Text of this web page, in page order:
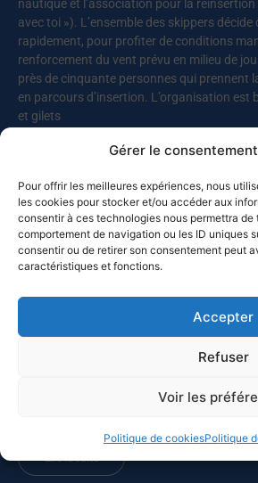
Gérer le
Pour offrir les meilleures expériences, nous
les cookies pour stocker et/ou accéder aux
consentir à ces technologies nous permettra
comportement de navigation ou les ID uniques
consentir ou de retirer son consentement peut
caractéristiques et fonctions.
Accepter
Refuser
Voir les
Politique de cookiesPolitique
nautique et l’association pour la réinsertion
avec toi »). L’ensemble des skippers décide
rapidement, pour profiter de conditions
renforcement du vent prévu en milieu de
près de cinquante personnes qui prennent
en parcours d’insertion. L’organisation est
et gilets
MED-SOL-26 – Retour au port
10 juillet 2026
Les bateaux participants à la Croisière du
Celtic Legend, prolongent leur navigation.
Mahon pour Alghero (Sardaigne), avant de
appareillé pour Carlo Forte, avant de faire
ont participé à la croisière du solstice vers